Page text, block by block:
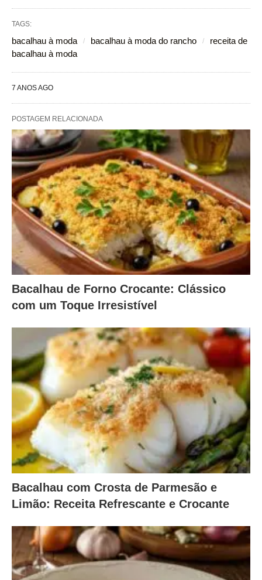
TAGS:
bacalhau à moda bacalhau à moda do rancho
receita de
bacalhau à moda
7 ANOS AGO
POSTAGEM RELACIONADA
Bacalhau de Forno Crocante: Clássico
com um Toque Irresistível
Bacalhau com Crosta de Parmesão e
Limão: Receita Refrescante e Crocante